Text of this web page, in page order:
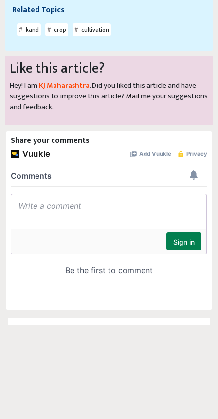
Related Topics
kand crop cultivation
Like this article?
Hey! I am KJ Maharashtra. Did you liked this article and have
suggestions to improve this article?Mailme your suggestions
and feedback.
Share your comments